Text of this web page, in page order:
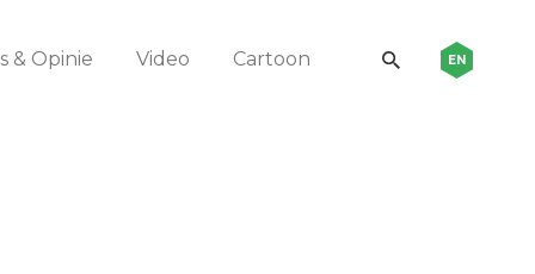
& Opinie Video Cartoon EN